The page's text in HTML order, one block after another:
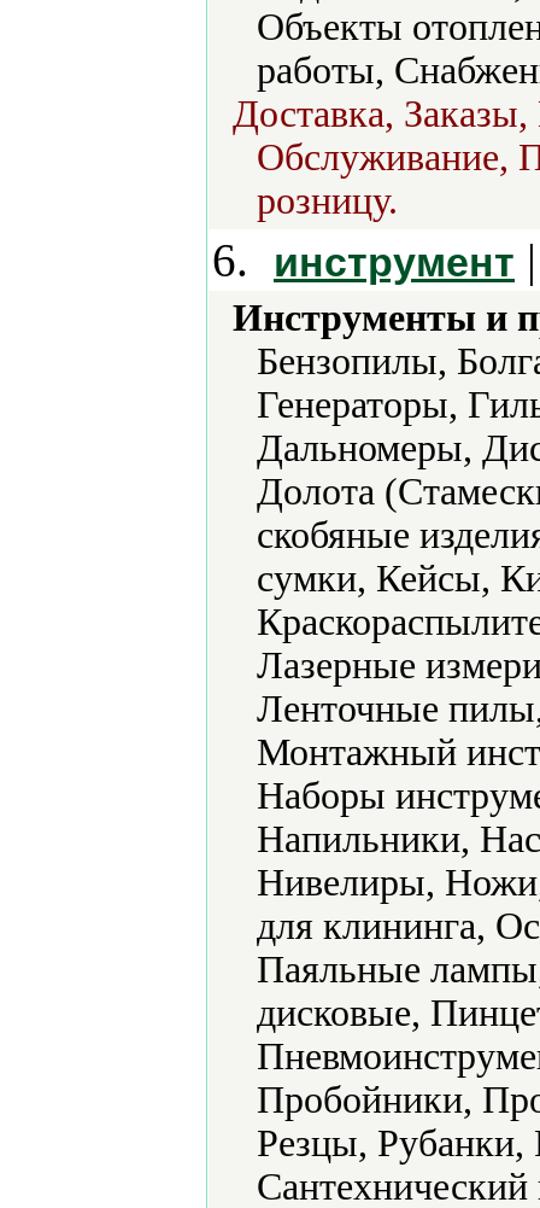
Объекты
работы,
Доставка,
Обслуживание,
розницу.
6. инструмент
Инструменты и
Бензопилы,
Генераторы,
Дальномеры,
Долота
скобяные
сумки, Кейсы,
Лазерные
Ленточные
Монтажный
Наборы
Напильники,
Нивелиры,
для клининга,
Паяльные
дисковые,
Пробойники,
Резцы, Рубанки,